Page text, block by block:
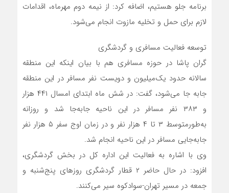
برنامه جلو هستیم، اضافه کرد: از نیمه دوم مهرماه، اقدامات
لازم برای حمل و تخلیه مازوت انجام می‌شود.
توسعه فعالیت مسافری و گردشگری
گران پاشا در حوزه مسافری هم با بیان اینکه این منطقه
سالانه حدود یک‌میلیون و دویست نفر مسافر در این منطقه
جابه جا می‌شود، گفت: در شش ماه ابتدای امسال ۴۴۱ هزار
و ۳۸۳ نفر مسافر در این ناحیه جابه‌جا شد و روزانه
به‌طورمتوسط ۳ تا ۴ هزار نفر و در زمان اوج سفر ۵ هزار نفر
جابه‌جایی مسافر در این ناحیه انجام ‌شد.
وی با اشاره به فعالیت این اداره کل در بخش گردشگری،
افزود: در حال حاضر ۲ قطار گردشگری روزهای پنج‌شنبه و
جمعه در مسیر تهران-سوادکوه سیر می‌کنند.